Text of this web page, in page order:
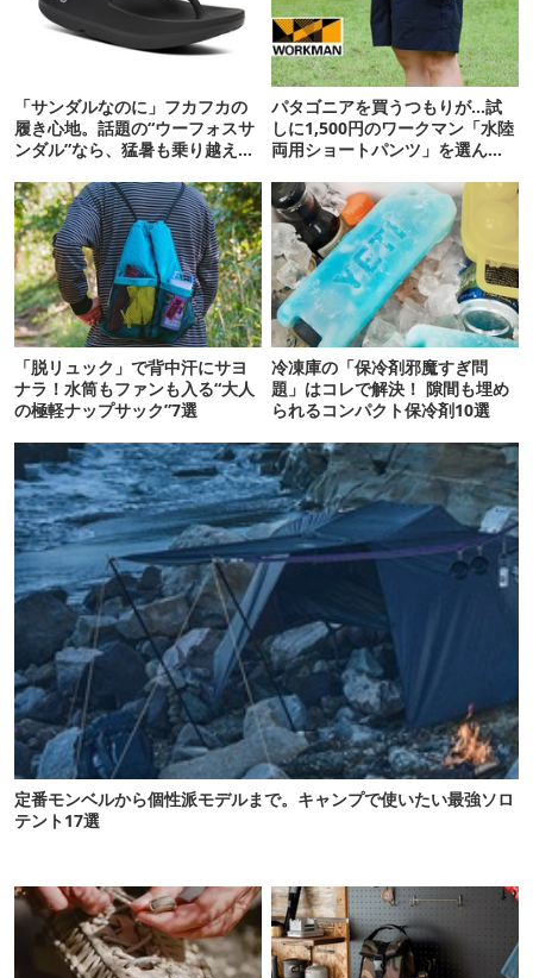
「サンダルなのに」フカフカの
履き心地。話題の“ウーフォスサ
ンダル”なら、猛暑も乗り越えら
パタゴニアを買うつもりが…試
しに1,500円のワークマン「水陸
両用ショートパンツ」を選んだ
「脱リュック」で背中汗にサヨ
ナラ！水筒もファンも入る“大人
の極軽ナップサック”7選
冷凍庫の「保冷剤邪魔すぎ問
題」はコレで解決！ 隙間も埋め
られるコンパクト保冷剤10選
定番モンベルから個性派モデルまで。キャンプで使いたい最強ソロ
テント17選